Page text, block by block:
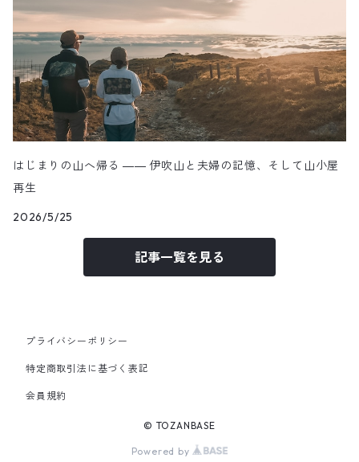
九州
その他
はじまりの山へ帰る ―― 伊吹山と夫婦の記憶、そして山小屋
再生
2026/5/25
記事一覧を見る
プライバシーポリシー
特定商取引法に基づく表記
会員規約
© TOZANBASE
Powered by